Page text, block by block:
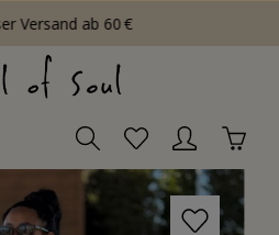
Versand ab 60 €